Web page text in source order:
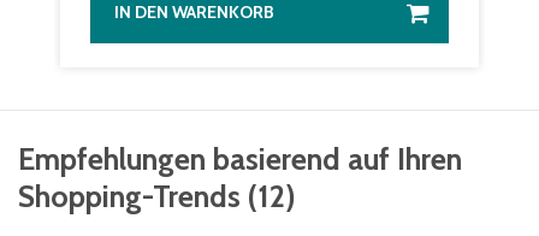
IN DEN WARENKORB
Empfehlungen basierend auf Ihren
Shopping-Trends (12)